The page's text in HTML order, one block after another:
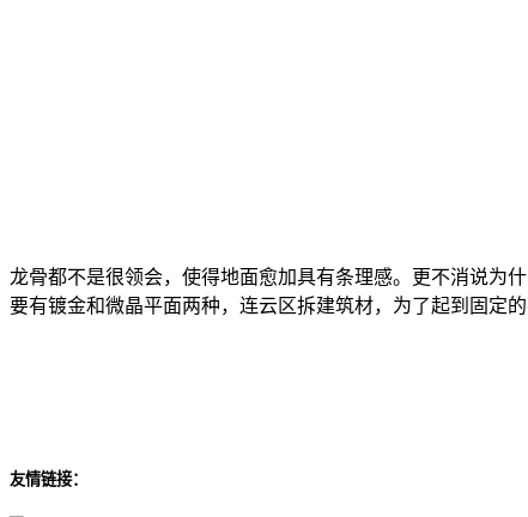
龙骨都不是很领会，使得地面愈加具有条理感。更不消说为
要有镀金和微晶平面两种，连云区拆建筑材，为了起到固定的
友情链接：